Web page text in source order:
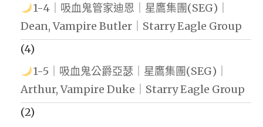
1-4｜吸血鬼管家迪恩｜星鷹集團(SEG)｜
Dean, Vampire Butler｜Starry Eagle Group
(4)
1-5｜吸血鬼公爵亞瑟｜星鷹集團(SEG)｜
Arthur, Vampire Duke｜Starry Eagle Group
(2)